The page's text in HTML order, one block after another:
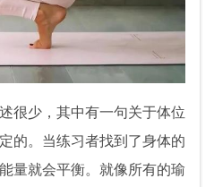
很少，其中有一句关于体位
的。当练习者找到了身体的
量就会平衡。就像所有的瑜